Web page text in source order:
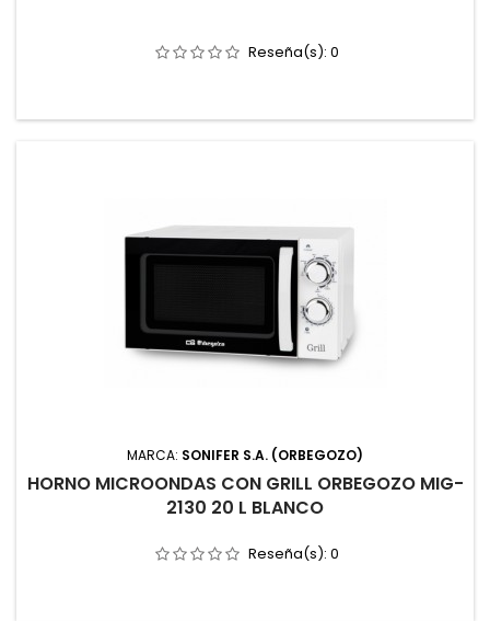
Reseña(s): 0
MARCA: SONIFER S.A. (ORBEGOZO)
HORNO MICROONDAS CON GRILL ORBEGOZO MIG-
2130 20 L BLANCO
Reseña(s): 0